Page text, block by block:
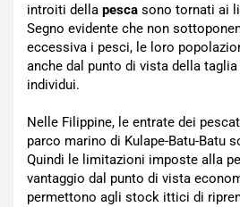
introiti della pesca sono tornati ai
Segno evidente che non
eccessiva i pesci, le loro
anche dal punto di vista della
individui.
Nelle Filippine, le entrate dei
parco marino di Kulape-Batu-Batu
Quindi le limitazioni imposte alla
vantaggio dal punto di vista
permettono agli stock ittici di